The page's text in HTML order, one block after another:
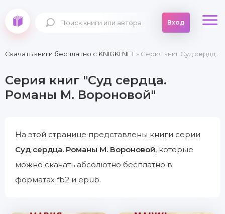
Вход
Скачать книги бесплатно c KNIGKI.NET» Серия книг Суд сердца. Романы М. Вороновой
Серия книг "Суд сердца.
Романы М. Вороновой"
На этой странице представлены книги серии
Суд сердца. Романы М. Вороновой, которые
можно скачать абсолютно бесплатно в
форматах fb2 и epub.